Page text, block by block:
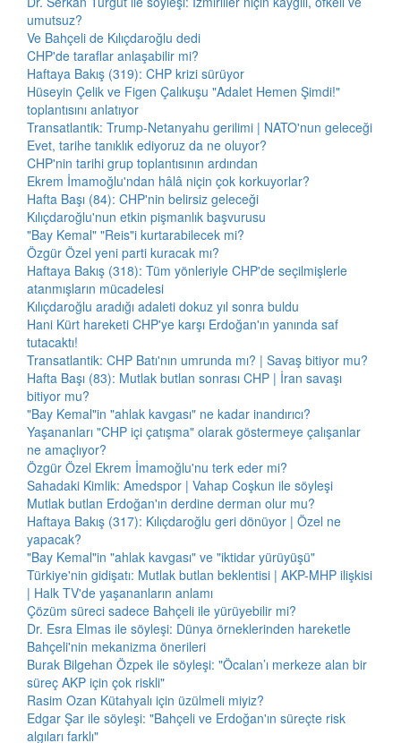
umutsuz?
Ve Bahçeli de Kılıçdaroğlu dedi
CHP'de taraflar anlaşabilir mi?
Haftaya Bakış (319): CHP krizi sürüyor
Hüseyin Çelik ve Figen Çalıkuşu "Adalet Hemen Şimdi!"
toplantısını anlatıyor
Transatlantik: Trump-Netanyahu gerilimi | NATO'nun geleceği
Evet, tarihe tanıklık ediyoruz da ne oluyor?
CHP'nin tarihi grup toplantısının ardından
Ekrem İmamoğlu'ndan hâlâ niçin çok korkuyorlar?
Hafta Başı (84): CHP'nin belirsiz geleceği
Kılıçdaroğlu'nun etkin pişmanlık başvurusu
"Bay Kemal" "Reis"i kurtarabilecek mi?
Özgür Özel yeni parti kuracak mı?
Haftaya Bakış (318): Tüm yönleriyle CHP'de seçilmişlerle
atanmışların mücadelesi
Kılıçdaroğlu aradığı adaleti dokuz yıl sonra buldu
Hani Kürt hareketi CHP'ye karşı Erdoğan'ın yanında saf
tutacaktı!
Transatlantik: CHP Batı'nın umrunda mı? | Savaş bitiyor mu?
Hafta Başı (83): Mutlak butlan sonrası CHP | İran savaşı
bitiyor mu?
"Bay Kemal"in "ahlak kavgası" ne kadar inandırıcı?
Yaşananları "CHP içi çatışma" olarak göstermeye çalışanlar
ne amaçlıyor?
Özgür Özel Ekrem İmamoğlu'nu terk eder mi?
Sahadaki Kimlik: Amedspor | Vahap Coşkun ile söyleşi
Mutlak butlan Erdoğan'ın derdine derman olur mu?
Haftaya Bakış (317): Kılıçdaroğlu geri dönüyor | Özel ne
yapacak?
"Bay Kemal"in "ahlak kavgası" ve "iktidar yürüyüşü"
Türkiye'nin gidişatı: Mutlak butlan beklentisi | AKP-MHP ilişkisi
| Halk TV'de yaşananların anlamı
Çözüm süreci sadece Bahçeli ile yürüyebilir mi?
Dr. Esra Elmas ile söyleşi: Dünya örneklerinden hareketle
Bahçeli'nin mekanizma önerileri
Burak Bilgehan Özpek ile söyleşi: "Öcalan’ı merkeze alan bir
süreç AKP için çok riskli"
Rasim Ozan Kütahyalı için üzülmeli miyiz?
Edgar Şar ile söyleşi: "Bahçeli ve Erdoğan'ın süreçte risk
algıları farklı"